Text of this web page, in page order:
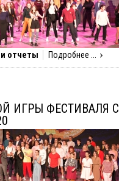
отчеты Подробнее ...
ИГРЫ ФЕСТИВАЛЯ